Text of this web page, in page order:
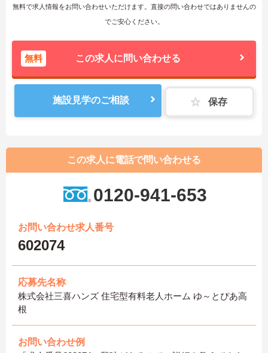
無料で求人情報をお問い合わせいただけます。直接の問い合わせではありませんの
でご安心ください。
無料 この求人に問い合わせる
施設見学のご相談 保存
この求人に電話で問い合わせる
0120-941-653
お問い合わせ求人番号
602074
応募先名称
株式会社三喜ハンズ 住宅型有料老人ホーム ゆ～とぴあ高
根
お問い合わせ例